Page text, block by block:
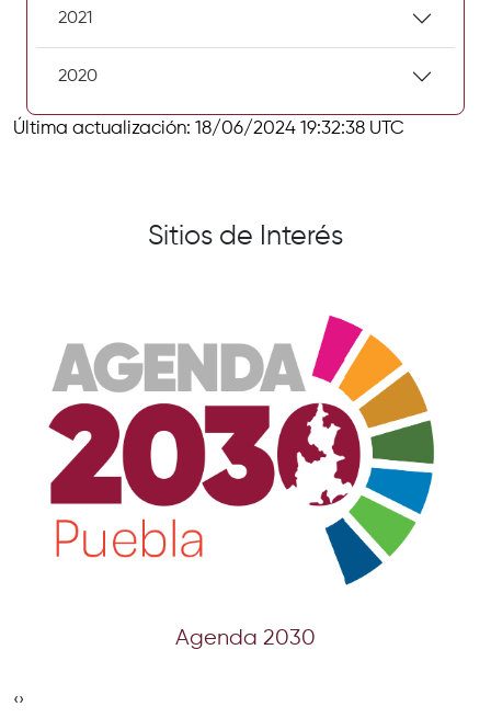
2021
2020
Última actualización: 18/06/2024 19:32:38 UTC
Sitios de Interés
Agenda 2030
‹›